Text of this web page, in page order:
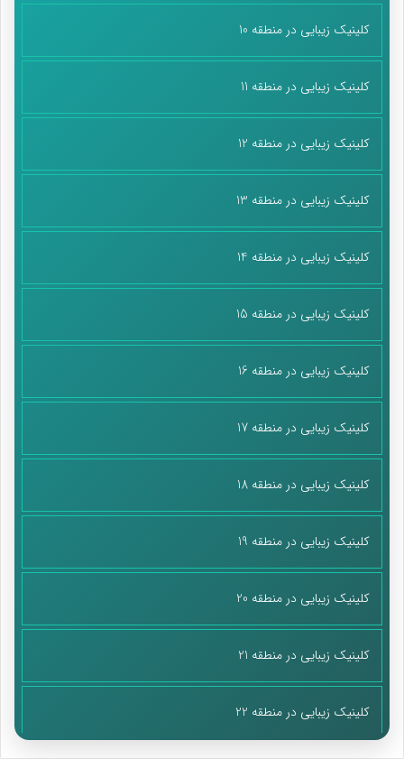
کلینیک زیبایی در منطقه 10
کلینیک زیبایی در منطقه 11
کلینیک زیبایی در منطقه 12
کلینیک زیبایی در منطقه 13
کلینیک زیبایی در منطقه 14
کلینیک زیبایی در منطقه 15
کلینیک زیبایی در منطقه 16
کلینیک زیبایی در منطقه 17
کلینیک زیبایی در منطقه 18
کلینیک زیبایی در منطقه 19
کلینیک زیبایی در منطقه 20
کلینیک زیبایی در منطقه 21
کلینیک زیبایی در منطقه 22